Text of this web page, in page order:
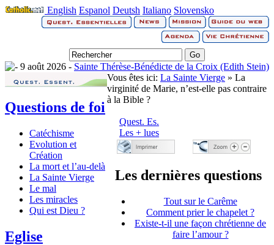
English Espanol Deutsh Italiano Slovensko
9 août 2026 - Sainte Thérèse-Bénédicte de la Croix (Edith Stein)
Questions de foi
Catéchisme
Evolution et
Création
La mort et l’au-delà
La Sainte Vierge
Le mal
Les miracles
Qui est Dieu ?
Eglise
Vous êtes ici: La Sainte Vierge » La
virginité de Marie, n’est-elle pas contraire
à la Bible ?
Quest. Es.
Les + lues
Les dernières questions
Tout sur le Carême
Comment prier le chapelet ?
Existe-t-il une façon chrétienne de
faire l’amour ?